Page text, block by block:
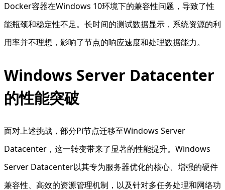
Docker容器在Windows 10环境下的兼容性问题，导致了性
能瓶颈和稳定性不足。长时间的测试数据显示，系统资源的利
用率并不理想，影响了节点的响应速度和处理数据能力。
Windows Server Datacenter
的性能突破
面对上述挑战，部分Pi节点迁移至Windows Server
Datacenter，这一转变带来了显著的性能提升。Windows
Server Datacenter以其专为服务器优化的核心、增强的硬件
兼容性、高效的资源管理机制，以及针对多任务处理和网络功